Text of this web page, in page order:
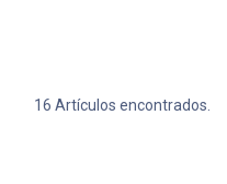
16 Artículos encontrados.